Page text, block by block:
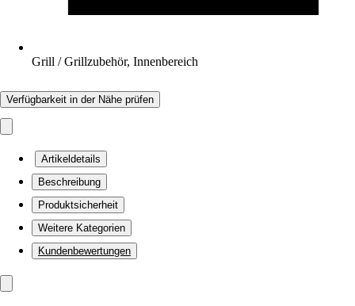
Grill / Grillzubehör, Innenbereich
Verfügbarkeit in der Nähe prüfen
Artikeldetails
Beschreibung
Produktsicherheit
Weitere Kategorien
Kundenbewertungen